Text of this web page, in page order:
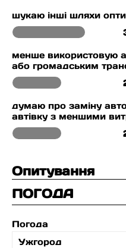
шукаю інші шляхи
менше використовую
або громадським
думаю про заміну
автівку з меншими
Опитування
ПОГОДА
Погода
Ужгород